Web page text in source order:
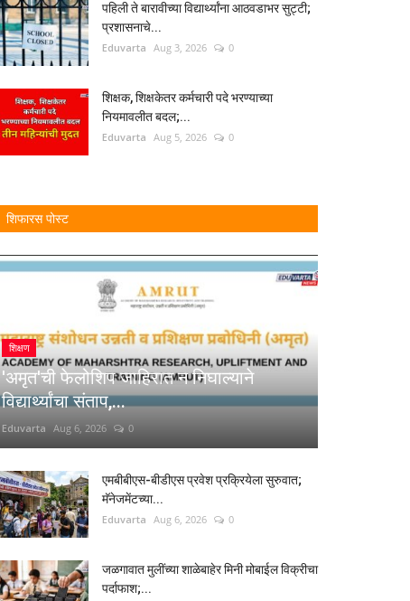
पहिली ते बारावीच्या विद्यार्थ्यांना आठवडाभर सुट्टी;
प्रशासनाचे...
Eduvarta Aug 3, 2026 0
शिक्षक, शिक्षकेतर कर्मचारी पदे भरण्याच्या
नियमावलीत बदल;...
Eduvarta Aug 5, 2026 0
शिफारस पोस्ट
शिक्षण
'अमृत'ची फेलोशिप जाहिरात न निघाल्याने
विद्यार्थ्यांचा संताप,...
Eduvarta Aug 6, 2026 0
एमबीबीएस-बीडीएस प्रवेश प्रक्रियेला सुरुवात;
मॅनेजमेंटच्या...
Eduvarta Aug 6, 2026 0
जळगावात मुलींच्या शाळेबाहेर मिनी मोबाईल विक्रीचा
पर्दाफाश;...